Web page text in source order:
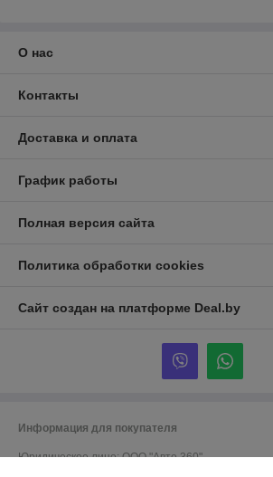
О нас
Контакты
Доставка и оплата
График работы
Полная версия сайта
Политика обработки cookies
Сайт создан на платформе Deal.by
Информация для покупателя
Юридическое лицо:ООО "Авто 360"